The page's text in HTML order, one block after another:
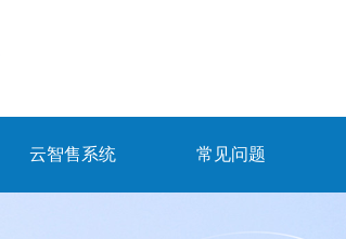
云智售系统 常见问题